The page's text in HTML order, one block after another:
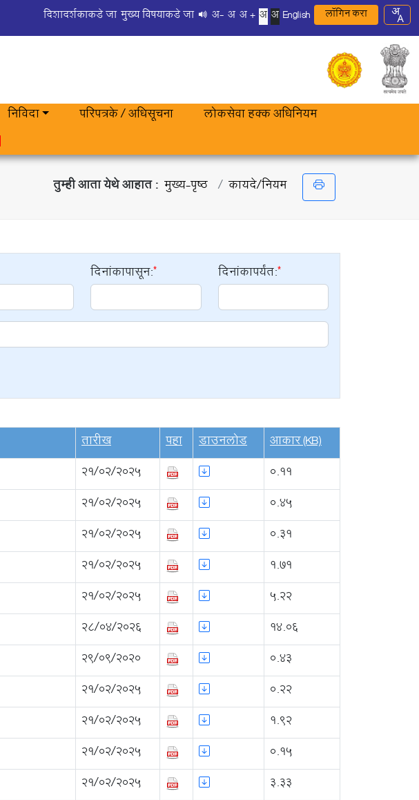
दिशादर्शकाकडे जामुख्य विषयाकडे जा अ-अअ +अअEnglish लॉगिन करा
निविदा परिपत्रके / अधिसूचना
लोकसेवा हक्क अधिनियम
तुम्ही आता येथे आहात : मुख्य-पृष्ठ कायदे/नियम
दिनांकापासून: दिनांकापर्यंत:
तारीख पहा डाउनलोड आकार (KB)
21/02/2025
0.11
21/02/2025
0.45
21/02/2025
0.31
21/02/2025
1.71
21/02/2025
5.22
28/04/2026
14.06
29/09/2020
0.43
21/02/2025
0.22
21/02/2025
1.92
21/02/2025
0.15
21/02/2025
3.33